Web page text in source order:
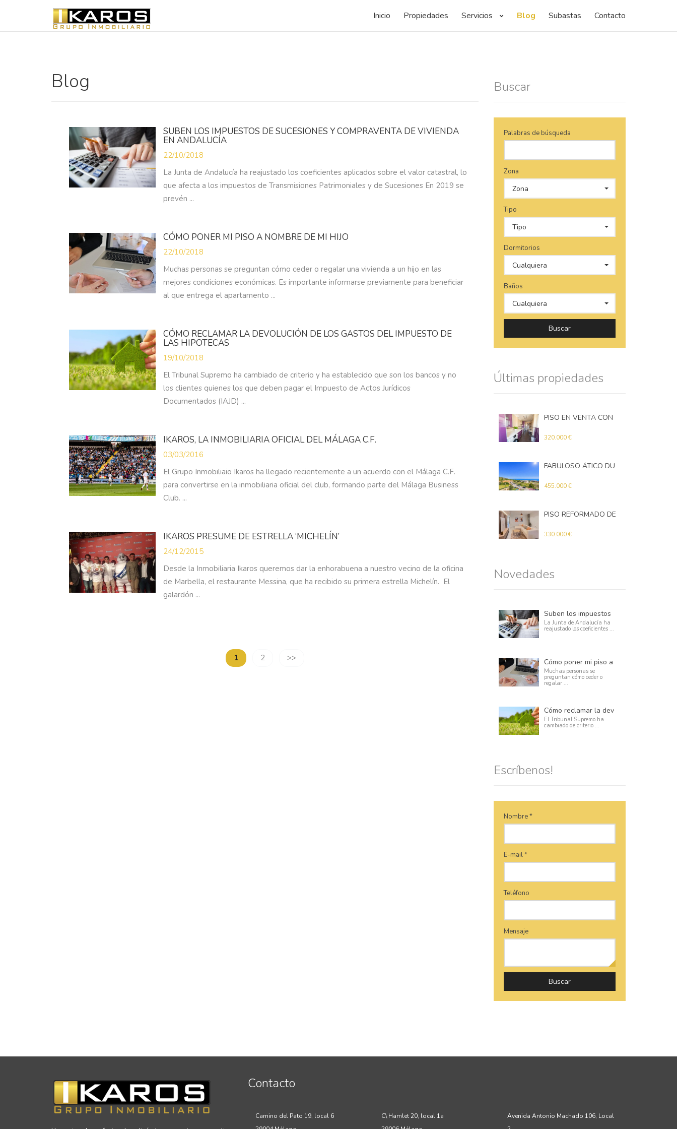
Inicio Propiedades Servicios Blog Subastas Contacto
Blog
SUBEN LOS IMPUESTOS DE SUCESIONES Y COMPRAVENTA DE VIVIENDA
EN ANDALUCÍA
22/10/2018
La Junta de Andalucía ha reajustado los coeficientes aplicados sobre el valor catastral, lo
que afecta a los impuestos de Transmisiones Patrimoniales y de Sucesiones En 2019 se
prevén ...
CÓMO PONER MI PISO A NOMBRE DE MI HIJO
22/10/2018
Muchas personas se preguntan cómo ceder o regalar una vivienda a un hijo en las
mejores condiciones económicas. Es importante informarse previamente para beneficiar
al que entrega el apartamento ...
CÓMO RECLAMAR LA DEVOLUCIÓN DE LOS GASTOS DEL IMPUESTO DE
LAS HIPOTECAS
19/10/2018
El Tribunal Supremo ha cambiado de criterio y ha establecido que son los bancos y no
los clientes quienes los que deben pagar el Impuesto de Actos Jurídicos
Documentados (IAJD) ...
IKAROS, LA INMOBILIARIA OFICIAL DEL MÁLAGA C.F.
03/03/2016
El Grupo Inmobiliaio Ikaros ha llegado recientemente a un acuerdo con el Málaga C.F.
para convertirse en la inmobiliaria oficial del club, formando parte del Málaga Business
Club. ...
IKAROS PRESUME DE ESTRELLA ‘MICHELÍN’
24/12/2015
Desde la Inmobiliaria Ikaros queremos dar la enhorabuena a nuestro vecino de la oficina
de Marbella, el restaurante Messina, que ha recibido su primera estrella Michelín. El
galardón ...
1 2 >>
Buscar
Palabras de búsqueda
Zona
Zona
Tipo
Tipo
Dormitorios
Cualquiera
Baños
Cualquiera
Buscar
Últimas propiedades
320.000 €
455.000 €
330.000 €
Novedades
La Junta de Andalucía ha
reajustado los coeficientes ...
Muchas personas se
preguntan cómo ceder o
regalar ...
Cómo reclamar la devolución de los gastos del impuesto de las hipotecas
El Tribunal Supremo ha
cambiado de criterio ...
Escríbenos!
Nombre *
E-mail *
Teléfono
Mensaje
Buscar
Contacto
Camino del Pato 19, local 6
C\ Hamlet 20, local 1a
Avenida Antonio Machado 106, Local